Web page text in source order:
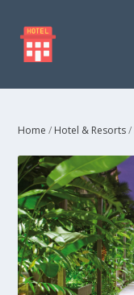
Home / Hotel & Resorts/